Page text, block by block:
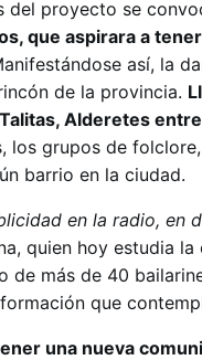
del proyecto se
que aspirara a
así, la
de la provincia.
Alderetes
los grupos de
barrio en la ciudad.
en la radio, en
quien hoy estudia
de más de 40
que
una nueva